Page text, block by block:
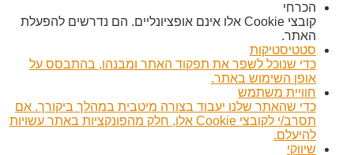
הכרחי
קובצי Cookie אלו אינם אופציונליים. הם נדרשים להפעלת
האתר.
סטטיסטיקות
כדי שנוכל לשפר את תפקוד האתר ומבנהו, בהתבסס על
אופן השימוש באתר.
חוויית משתמש
כדי שהאתר שלנו יעבוד בצורה מיטבית במהלך ביקורך. אם
תסרב/י לקובצי Cookie אלו, חלק מהפונקציות באתר עשויות
להיעלם.
שיווקי